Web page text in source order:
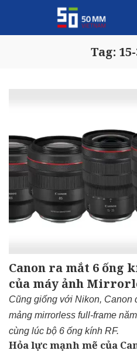
Tag:
Canon ra mắt 6 ống
của máy ảnh
Cũng giống với Nikon, Canon
mảng mirrorless full-frame
cùng lúc bộ 6 ống kính RF.
Hỏa lực mạnh mẽ của